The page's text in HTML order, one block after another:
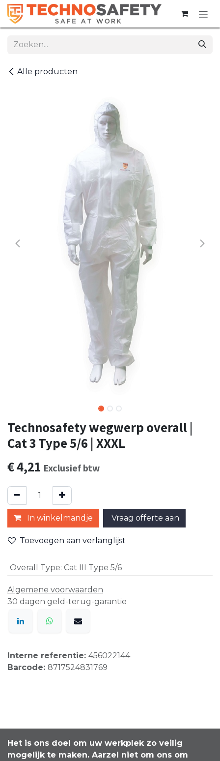
Overslaan naar inhoud
Alle producten
Technosafety wegwerp overall |
Cat 3 Type 5/6 | XXXL
€4,21 Exclusief btw
In winkelmandje Vraag offerte aan
Toevoegen aan verlanglijst
Overall Type: Cat III Type 5/6
Algemene voorwaarden
30 dagen geld-terug-garantie
Interne referentie: 456022144
Barcode: 8717524831769
Het is ons doel om uw werkplek zo veilig
mogelijk te maken. Aarzel niet om ons om